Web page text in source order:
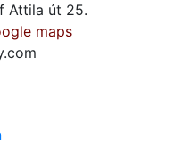
Attila út 25.
maps